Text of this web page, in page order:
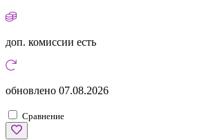
доп. комиссии есть
обновлено 07.08.2026
Сравнение